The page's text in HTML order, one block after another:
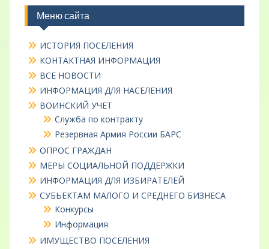
Меню сайта
ИСТОРИЯ ПОСЕЛЕНИЯ
КОНТАКТНАЯ ИНФОРМАЦИЯ
ВСЕ НОВОСТИ
ИНФОРМАЦИЯ ДЛЯ НАСЕЛЕНИЯ
ВОИНСКИЙ УЧЕТ
Служба по контракту
Резервная Армия России БАРС
ОПРОС ГРАЖДАН
МЕРЫ СОЦИАЛЬНОЙ ПОДДЕРЖКИ
ИНФОРМАЦИЯ ДЛЯ ИЗБИРАТЕЛЕЙ
СУБЬЕКТАМ МАЛОГО И СРЕДНЕГО БИЗНЕСА
Конкурсы
Информация
ИМУЩЕСТВО ПОСЕЛЕНИЯ